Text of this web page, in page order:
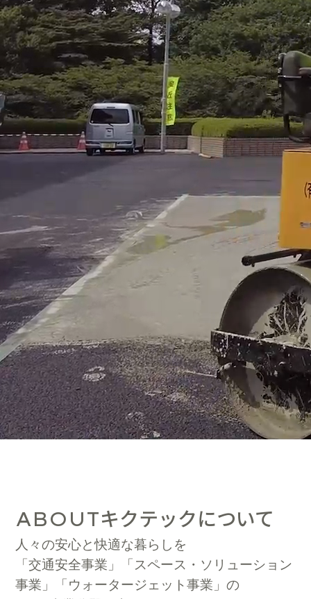
ABOUTキクテックについて
人々の安心と快適な暮らしを
「交通安全事業」「スペース・ソリューション
事業」「ウォータージェット事業」の